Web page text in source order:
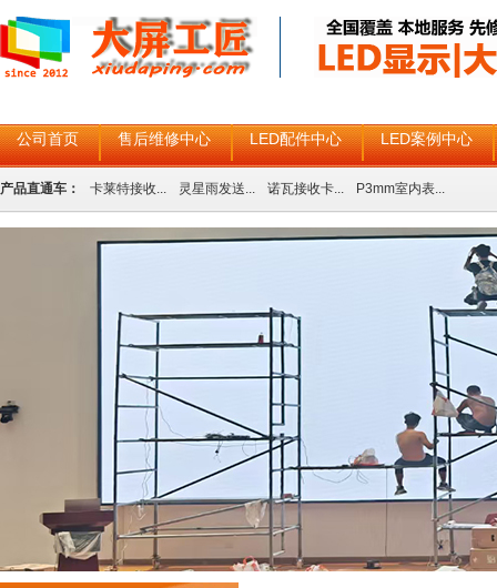
公司首页 售后维修中心 LED配件中心 LED案例中心
产品直通车： 卡莱特接收... 灵星雨发送... 诺瓦接收卡... P3mm室内表...